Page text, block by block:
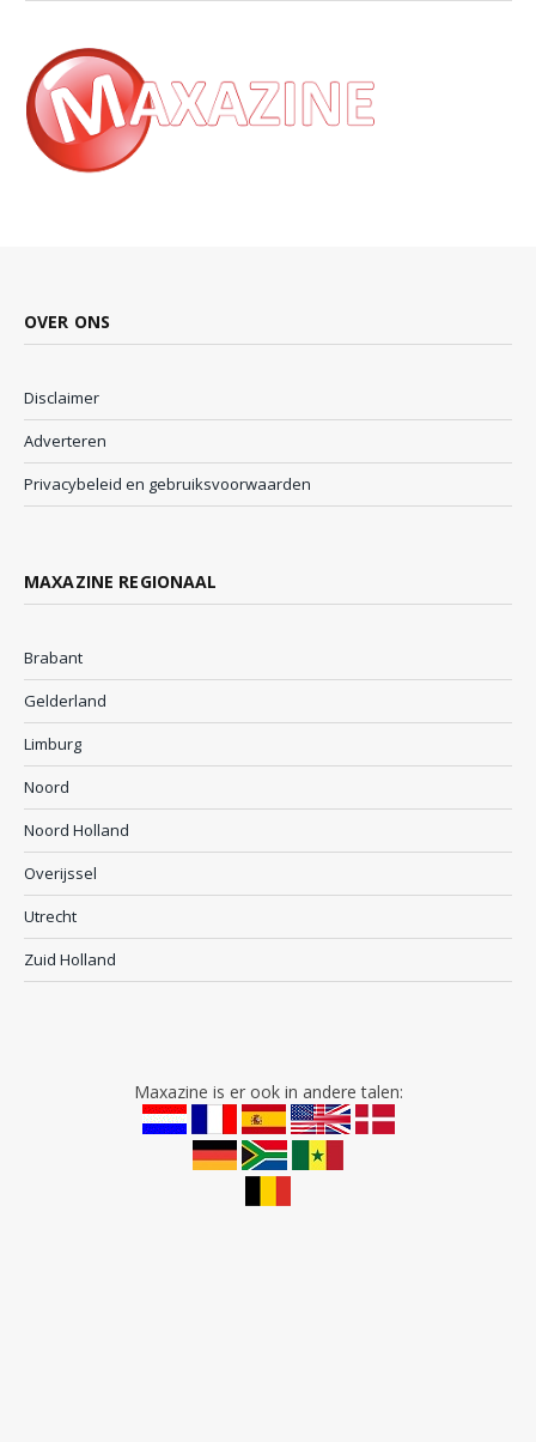
OVER ONS
Disclaimer
Adverteren
Privacybeleid en gebruiksvoorwaarden
MAXAZINE REGIONAAL
Brabant
Gelderland
Limburg
Noord
Noord Holland
Overijssel
Utrecht
Zuid Holland
Maxazine is er ook in andere talen: